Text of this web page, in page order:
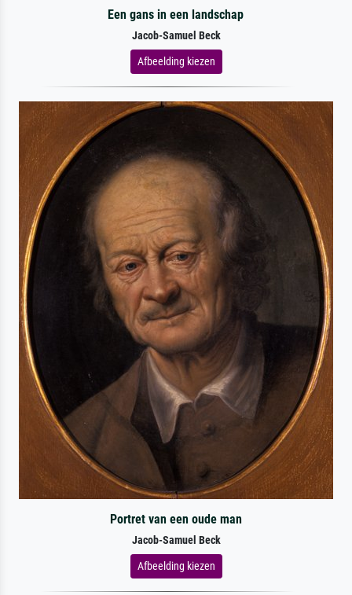
Een gans in een landschap
Jacob-Samuel Beck
Afbeelding kiezen
Portret van een oude man
Jacob-Samuel Beck
Afbeelding kiezen